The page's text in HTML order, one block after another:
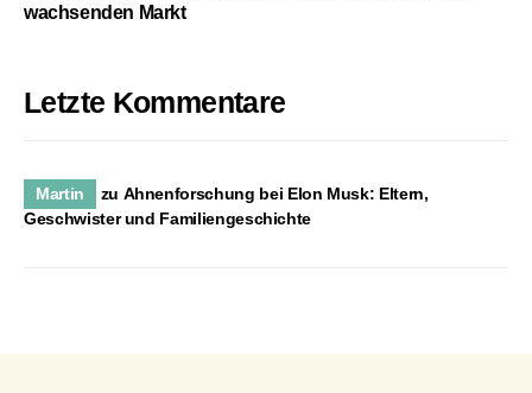
wachsenden Markt
Letzte Kommentare
Martin zu Ahnenforschung bei Elon Musk: Eltern,
Geschwister und Familiengeschichte